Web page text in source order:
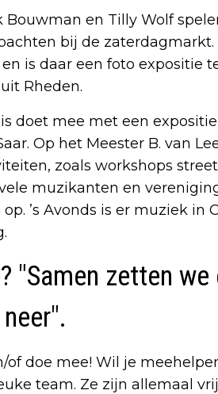
Bouwman en Tilly Wolf
bij de
is daar een foto expositie
Rheden.
doet mee met een
Op het Meester B. van
zoals workshops
muzikanten en
’s Avonds is er muziek in
"Samen zetten
of doe mee! Wil je
team. Ze zijn allemaal